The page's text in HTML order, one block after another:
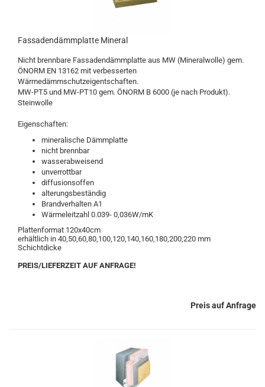
Fassadendämmplatte Mineral
Nicht brennbare Fassadendämmplatte aus MW (Mineralwolle) gem.
ÖNORM EN 13162 mit verbesserten
Wärmedämmschutzeigentschaften.
MW-PT5 und MW-PT10 gem. ÖNORM B 6000 (je nach Produkt).
Steinwolle
Eigenschaften:
mineralische Dämmplatte
nicht brennbar
wasserabweisend
unverrottbar
diffusionsoffen
alterungsbeständig
Brandverhalten A1
Wärmeleitzahl 0.039- 0,036W/mK
Plattenformat 120x40cm
erhältlich in 40,50,60,80,100,120,140,160,180,200,220 mm
Schichtdicke
PREIS/LIEFERZEIT AUF ANFRAGE!
Preis auf Anfrage